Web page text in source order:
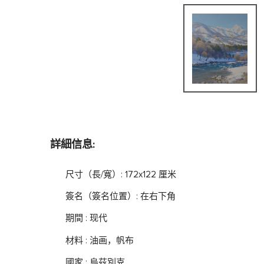
詳細信息:
尺寸（長/寬）: 172x122 厘米
簽名（簽名位置）: 在右下角
期間 : 现代
材料 : 油画，帆布